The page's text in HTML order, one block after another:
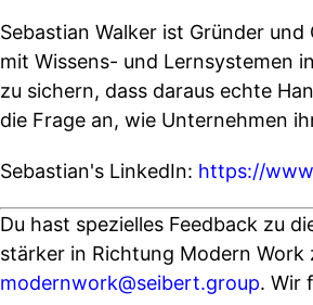
Sebastian Walker ist Gründer
mit Wissens- und Lernsystemen
zu sichern, dass daraus echte
die Frage an, wie Unternehmen
Sebastian's LinkedIn: https://
Du hast spezielles Feedback zu
stärker in Richtung Modern
modernwork@seibert.group. Wir